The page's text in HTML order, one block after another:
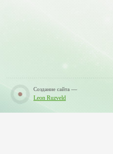
Создание сайта —
Leon Ruzveld